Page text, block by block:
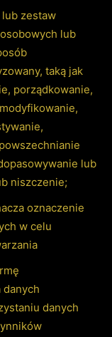
zestaw
lub
taką jak
porządkowanie,
lub
niszczenie;
oznaczenie
w celu
danych